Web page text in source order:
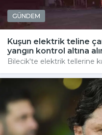
GÜNDEM
Kuşun elektrik teline
yangın kontrol altına
Bilecik'te elektrik tellerine